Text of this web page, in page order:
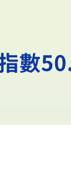
數